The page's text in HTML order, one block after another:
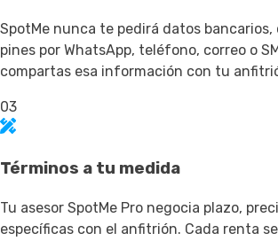
SpotMe nunca te pedirá datos bancarios,
pines por WhatsApp, teléfono, correo o
compartas esa información con tu
03
Términos a tu medida
Tu asesor SpotMe Pro negocia plazo,
específicas con el anfitrión. Cada renta